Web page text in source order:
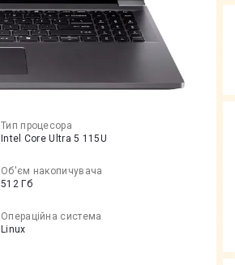
Тип процесора
Intel Core Ultra 5 115U
Об'єм накопичувача
512 Гб
Операційна система
Linux